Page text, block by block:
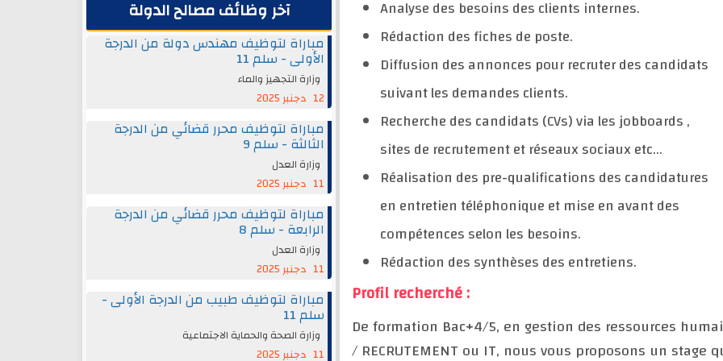
Analyse des besoins des clients internes.
Rédaction des fiches de poste.
Diffusion des annonces pour recruter des candidats
suivant les demandes clients.
Recherche des candidats (CVs) via les jobboards ,
sites de recrutement et réseaux sociaux etc...
Réalisation des pre-qualifications des candidatures
en entretien téléphonique et mise en avant des
compétences selon les besoins.
Rédaction des synthèses des entretiens.
Profil recherché :
De formation Bac+4/5, en gestion des ressources
/ RECRUTEMENT ou IT, nous vous proposons un stage
آخر وظائف مصالح الدولة
مباراة لتوظيف مهندس دولة من الدرجة
الأولى - سلم 11
وزارة التجهيز والماء
12 دجنبر 2025
مباراة لتوظيف محرر قضائي من الدرجة
الثالثة - سلم 9
وزارة العدل
11 دجنبر 2025
مباراة لتوظيف محرر قضائي من الدرجة
الرابعة - سلم 8
وزارة العدل
11 دجنبر 2025
مباراة لتوظيف طبيب من الدرجة الأولى -
سلم 11
وزارة الصحة والحماية الاجتماعية
11 دجنبر 2025